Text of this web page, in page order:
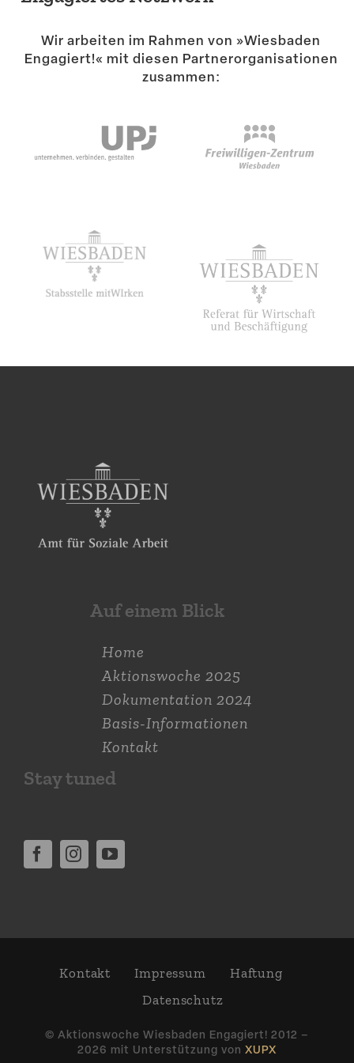
Wir arbeiten im Rahmen von »Wiesbaden
Engagiert!« mit diesen Partner­or­ga­ni­sa­tionen
zusammen:
Auf einem Blick
Home
Aktions­woche 2025
Dokumen­tation 2024
Basis-Informationen
Kontakt
Stay tuned
Kontakt Impressum
Haftung
Daten­schutz
© Aktions­woche Wiesbaden Engagiert! 2012 –
2026 mit Unter­stützung von XUPX